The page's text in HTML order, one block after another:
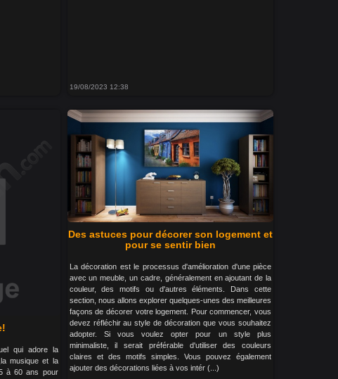
19/08/2023 12:38
qui adore la
musique et la
à 60 ans pour
Des astuces pour décorer son logement et
pour se sentir bien
La décoration est le processus d'amélioration d'une pièce
avec un meuble, un cadre, généralement en ajoutant de la
couleur, des motifs ou d'autres éléments. Dans cette
section, nous allons explorer quelques-unes des meilleures
façons de décorer votre logement. Pour commencer, vous
devez réfléchir au style de décoration que vous souhaitez
adopter. Si vous voulez opter pour un style plus
minimaliste, il serait préférable d'utiliser des couleurs
claires et des motifs simples. Vous pouvez également
ajouter des décorations liées à vos intér (...)